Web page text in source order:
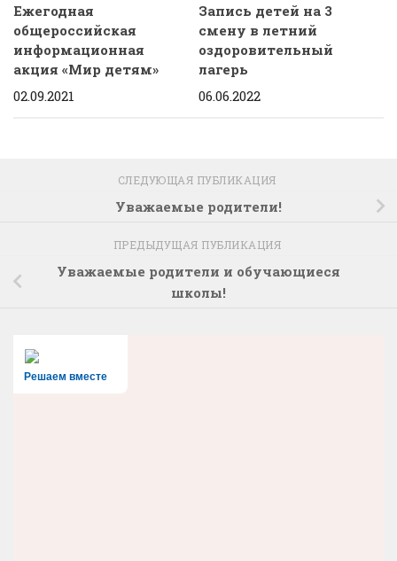
Ежегодная
общероссийская
информационная
акция «Мир детям»
02.09.2021
Запись детей на 3
смену в летний
оздоровительный
лагерь
06.06.2022
СЛЕДУЮЩАЯ ПУБЛИКАЦИЯ
Уважаемые родители!
ПРЕДЫДУЩАЯ ПУБЛИКАЦИЯ
Уважаемые родители и обучающиеся
школы!
Решаем вместе